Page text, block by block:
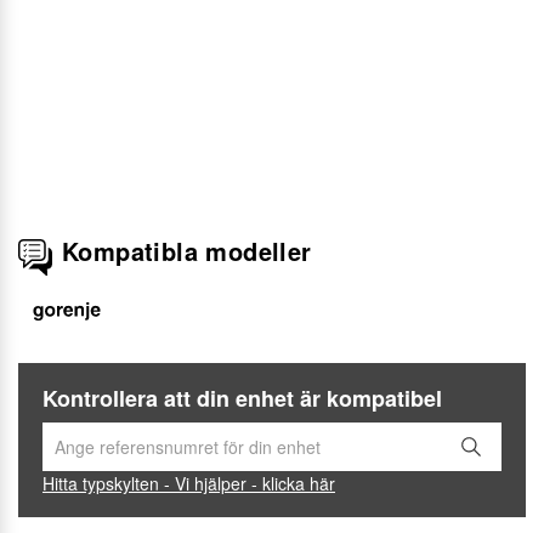
Kompatibla modeller
Kontrollera att din enhet är kompatibel
Hitta typskylten - Vi hjälper - klicka här